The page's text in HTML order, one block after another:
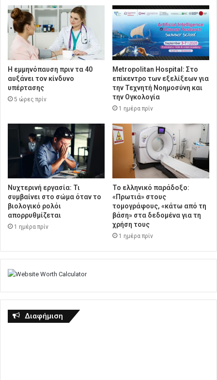
Η εμμηνόπαυση πριν τα 40
αυξάνει τον κίνδυνο
υπέρτασης
5 ώρες πρίν
Metropolitan Hospital: Στο
επίκεντρο των εξελίξεων για
την Τεχνητή Νοημοσύνη και
την Ογκολογία
1 ημέρα πρίν
Νυχτερινή εργασία: Τι
συμβαίνει στο σώμα όταν το
βιολογικό ρολόι
απορρυθμίζεται
1 ημέρα πρίν
Το ελληνικό παράδοξο:
«Πρωτιά» στους
τομογράφους, «κάτω από τη
βάση» στα δεδομένα για τη
χρήση τους
1 ημέρα πρίν
Διαφήμιση